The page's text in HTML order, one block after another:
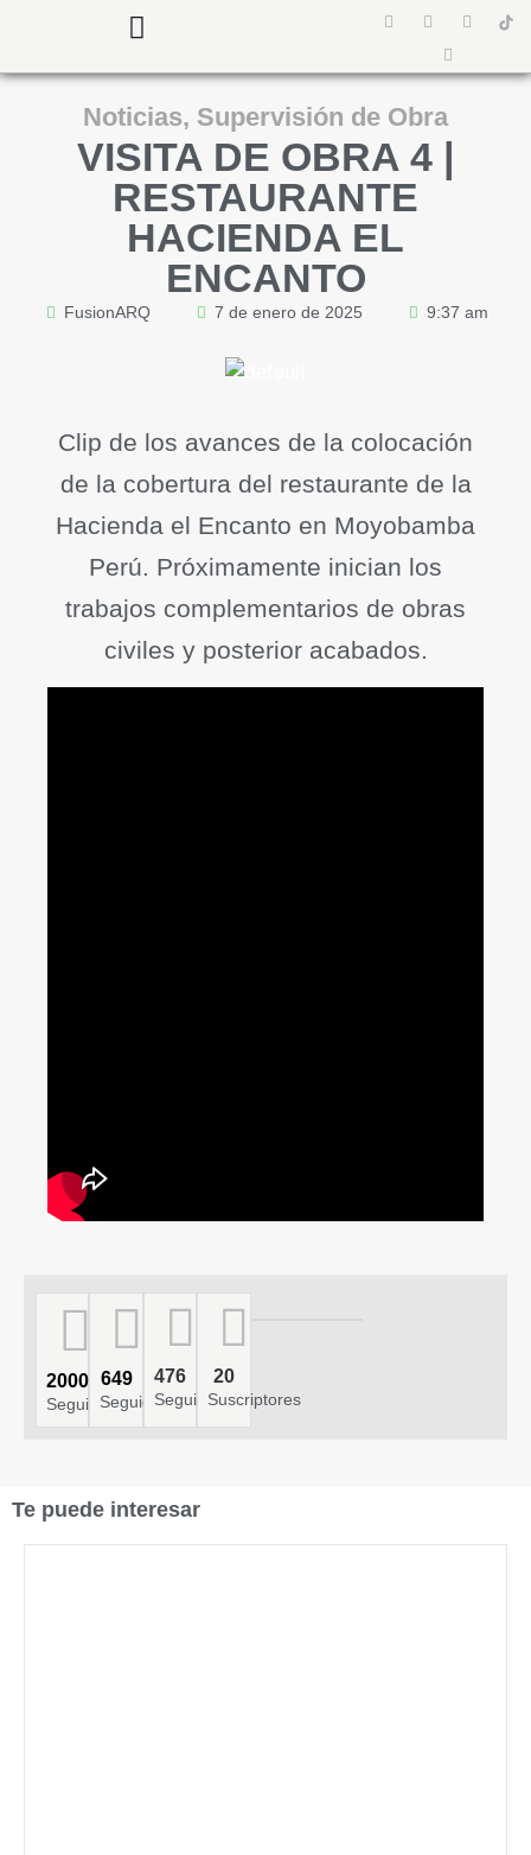
Noticias, Supervisión de Obra
VISITA DE OBRA 4 |
RESTAURANTE
HACIENDA EL
ENCANTO
FusionARQ 7 de enero de 2025 9:37 am
Clip de los avances de la colocación
de la cobertura del restaurante de la
Hacienda el Encanto en Moyobamba
Perú. Próximamente inician los
trabajos complementarios de obras
civiles y posterior acabados.
2000
Seguidores
649
Seguidores
476
Seguidores
20
Suscriptores
Te puede interesar